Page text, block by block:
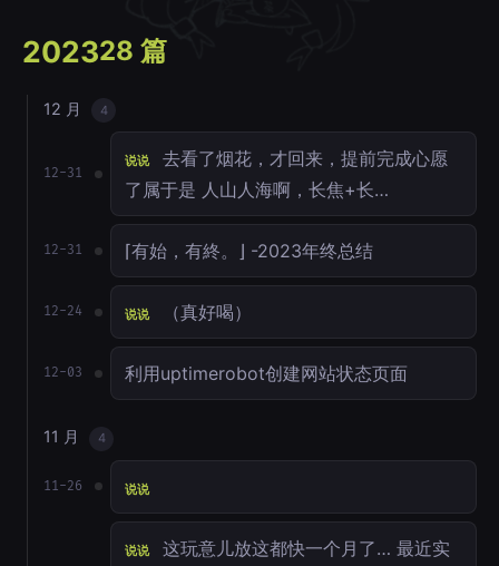
202328 篇
12 月 4
12-31
说说
去看了烟花，才回来，提前完成心愿
了属于是 人山人海啊，长焦+长…
12-31 ⌈有始，有終。⌋ -2023年终总结
12-24 说说 （真好喝）
12-03 利用uptimerobot创建网站状态页面
11 月 4
11-26 说说
说说
这玩意儿放这都快一个月了… 最近实